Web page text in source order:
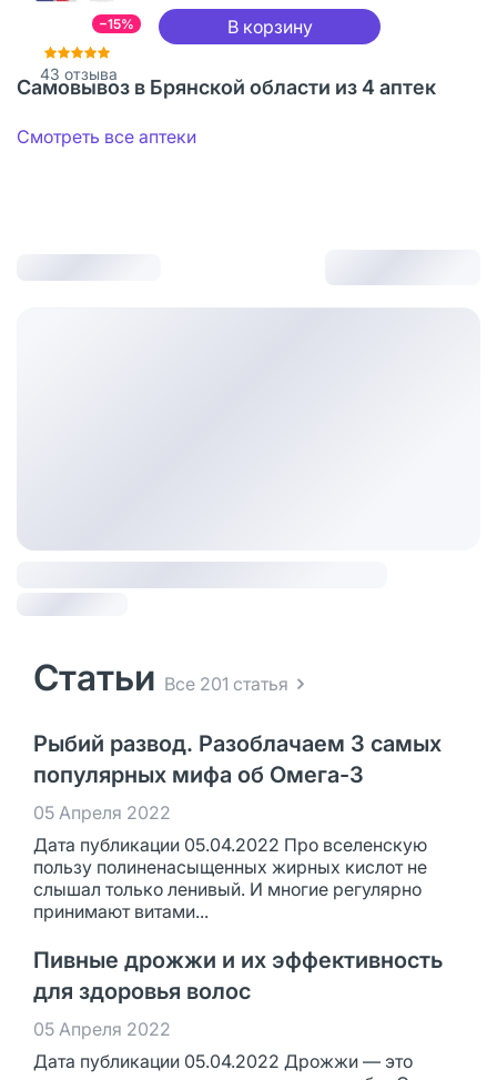
−15%
43 отзыва
В корзину
Самовывоз в Брянской области из 4 аптек
Смотреть все аптеки
Статьи Все 201 статья
Рыбий развод. Разоблачаем 3 самых
популярных мифа об Омега-3
05 Апреля 2022
Дата публикации 05.04.2022 Про вселенскую
пользу полиненасыщенных жирных кислот не
слышал только ленивый. И многие регулярно
принимают витами...
Пивные дрожжи и их эффективность
для здоровья волос
05 Апреля 2022
Дата публикации 05.04.2022 Дрожжи — это